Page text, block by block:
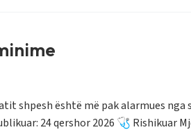
shpesh është më pak alarmues nga
24 qershor 2026 🩺 Rishikuar